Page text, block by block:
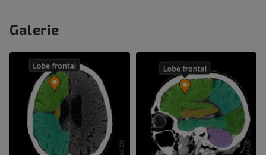
Galerie